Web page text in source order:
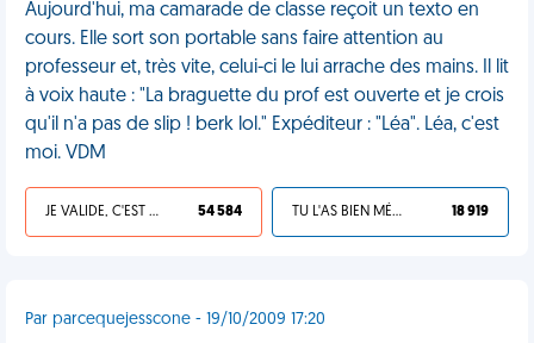
Aujourd'hui, ma camarade de classe reçoit un texto en
cours. Elle sort son portable sans faire attention au
professeur et, très vite, celui-ci le lui arrache des mains. Il lit
à voix haute : "La braguette du prof est ouverte et je crois
qu'il n'a pas de slip ! berk lol." Expéditeur : "Léa". Léa, c'est
moi. VDM
JE VALIDE, C'EST UNE VDM 54 584 TU L'AS BIEN MÉRITÉ 18 919
Par parcequejesscone - 19/10/2009 17:20